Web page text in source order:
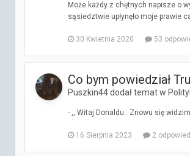
Może każdy z chętnych napisze o
sąsiedztwie upłynęło moje prawie
30 Kwietnia 2020 53
Co bym powiedział
Puszkin44 dodał temat w
- ,, Witaj Donaldu . Znowu się
16 Sierpnia 2023 2